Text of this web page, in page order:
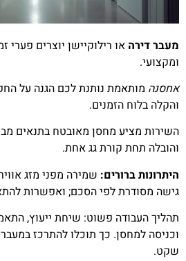
מעבר דירה או רילוקיישן יוצרים
ומקצועי.
אחסנה מותאמת נותנת לכם הגנה על
והקלה בלוח הזמנים.
השירות מציע מחסן מאובטח בתנאים
והובלה תחת קורת גג אחת.
היתרונות ברורים: שמירה מפני מזג
גישה מסודרת לפי הסכם; ואפשרות
תהליך העבודה פשוט: שיחת ייעוץ,
וכניסה למחסן. כך תוכלו להתרכז
שקט.